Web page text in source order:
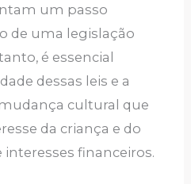
um passo
de uma legislação
é essencial
dessas leis e a
cultural que
da criança e do
financeiros.